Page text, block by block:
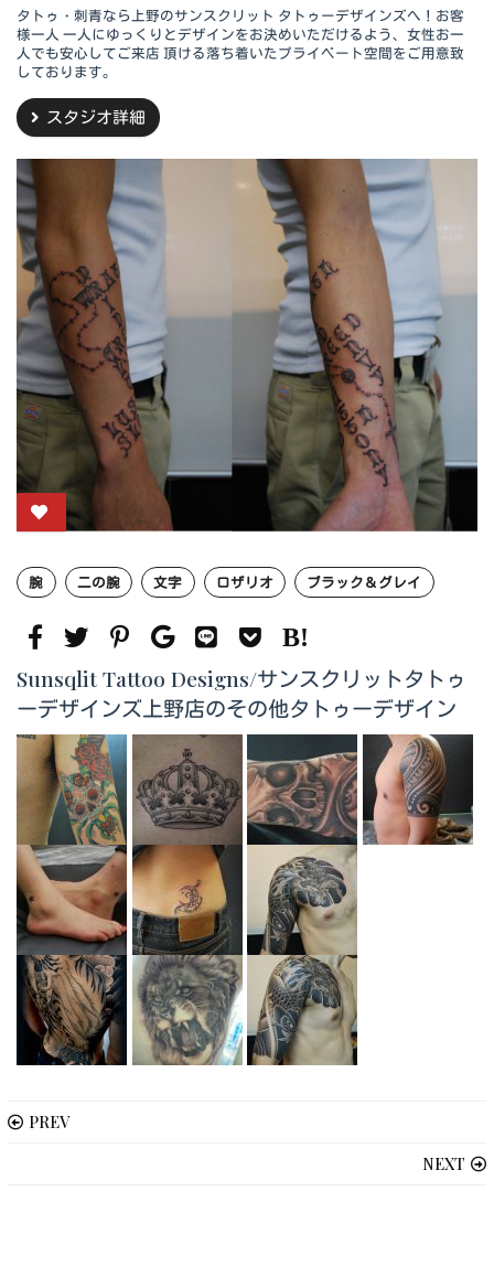
タトゥ・刺青なら上野のサンスクリット タトゥーデザインズへ！お客
様一人 一人にゆっくりとデザインをお決めいただけるよう、女性お一
人でも安心してご来店 頂ける落ち着いたプライベート空間をご用意致
しております。
スタジオ詳細
腕 二の腕 文字 ロザリオ ブラック＆グレイ
Sunsqlit Tattoo Designs/サンスクリットタトゥ
ーデザインズ上野店のその他タトゥーデザイン
PREV
NEXT